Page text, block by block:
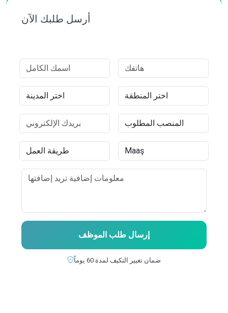
أرسل طلبك الآن
إرسال طلب الموظف
ضمان تغيير التكيف لمدة 60 يوماً